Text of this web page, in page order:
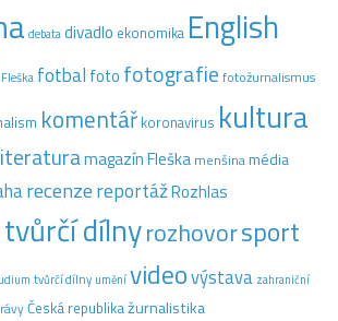
debata divadlo ekonomika English
Fleška fotbal foto fotografie fotožurnalismus
komentář koronavirus kultura
magazín Fleška menšinamédia
recenzereportážRozhlas
dílnyrozhovorsport
tvůrčí dílny uměnívideovýstava zahraniční
Česká republikažurnalistika